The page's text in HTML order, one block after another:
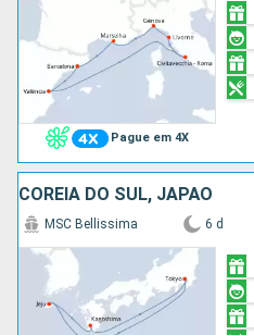
Pague em 4X
COREIA DO SUL, JAPÃO
MSC Bellissima 6 d